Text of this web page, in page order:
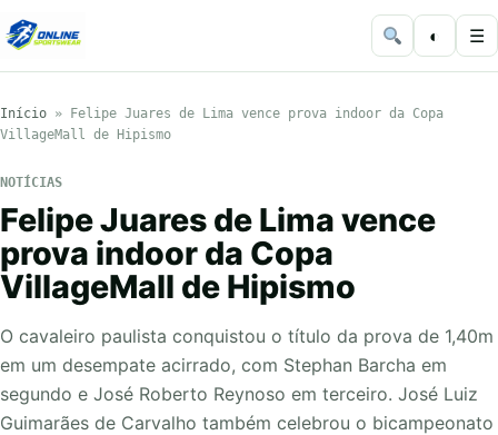
◐ ☰
Início »
Felipe Juares de Lima vence prova indoor da Copa
VillageMall de Hipismo
NOTÍCIAS
Felipe Juares de Lima vence
prova indoor da Copa
VillageMall de Hipismo
O cavaleiro paulista conquistou o título da prova de 1,40m
em um desempate acirrado, com Stephan Barcha em
segundo e José Roberto Reynoso em terceiro. José Luiz
Guimarães de Carvalho também celebrou o bicampeonato